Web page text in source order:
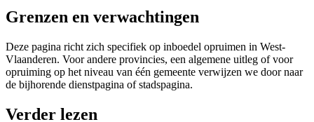
Grenzen en verwachtingen
Deze pagina richt zich specifiek op inboedel opruimen in West-
Vlaanderen. Voor andere provincies, een algemene uitleg of voor
opruiming op het niveau van één gemeente verwijzen we door naar
de bijhorende dienstpagina of stadspagina.
Verder lezen